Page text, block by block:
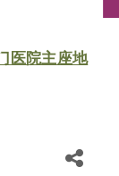
医院主座地